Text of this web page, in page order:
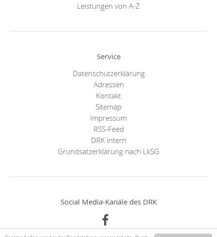
Leistungen von A-Z
Service
Datenschutzerklärung
Adressen
Kontakt
Sitemap
Impressum
RSS-Feed
DRK intern
Grundsatzerklärung nach LkSG
Social Media-Kanäle des DRK